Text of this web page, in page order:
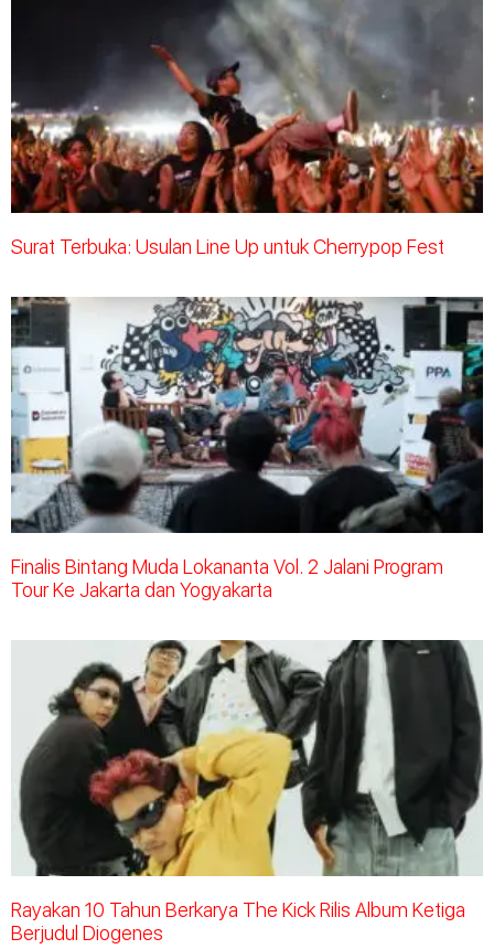
Surat Terbuka: Usulan Line Up untuk Cherrypop Fest
Finalis Bintang Muda Lokananta Vol. 2 Jalani Program
Tour Ke Jakarta dan Yogyakarta
Rayakan 10 Tahun Berkarya The Kick Rilis Album Ketiga
Berjudul Diogenes